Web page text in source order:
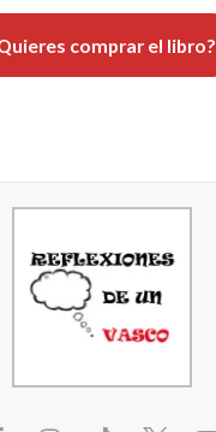
comprar el libro?